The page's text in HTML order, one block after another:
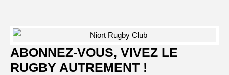
ABONNEZ-VOUS, VIVEZ LE
RUGBY AUTREMENT !